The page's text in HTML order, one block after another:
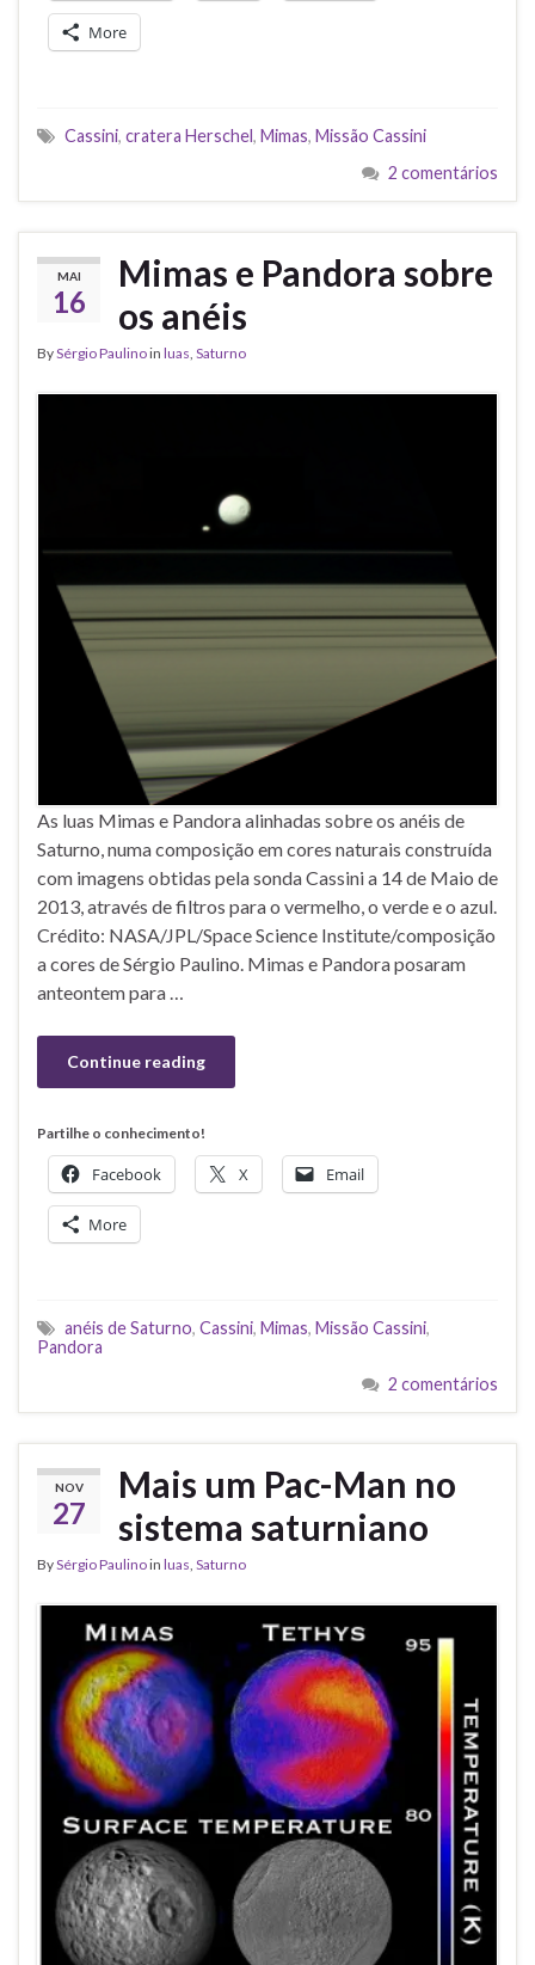
More
Cassini, cratera Herschel, Mimas, Missão Cassini
2 comentários
MAI
16
Mimas e Pandora sobre
os anéis
BySérgio Paulinoin luas, Saturno
As luas Mimas e Pandora alinhadas sobre os anéis de
Saturno, numa composição em cores naturais construída
com imagens obtidas pela sonda Cassini a 14 de Maio de
2013, através de filtros para o vermelho, o verde e o azul.
Crédito: NASA/JPL/Space Science Institute/composição
a cores de Sérgio Paulino. Mimas e Pandora posaram
anteontem para …
Continue reading
Partilhe o conhecimento!
Facebook X Email
More
anéis de Saturno, Cassini, Mimas, Missão Cassini,
Pandora
2 comentários
NOV
27
Mais um Pac-Man no
sistema saturniano
BySérgio Paulinoin luas, Saturno